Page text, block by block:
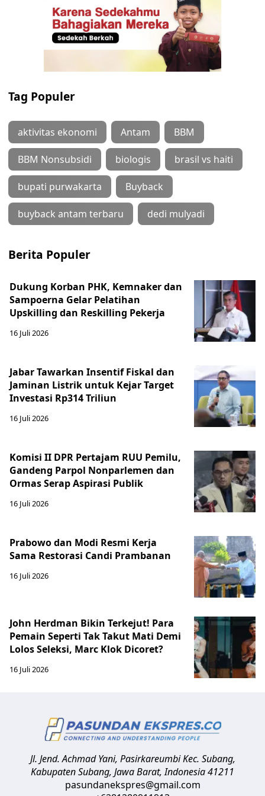
Tag Populer
aktivitas ekonomi Antam BBM
BBM Nonsubsidi biologis brasil vs haiti
bupati purwakarta Buyback
buyback antam terbaru dedi mulyadi
Berita Populer
Dukung Korban PHK, Kemnaker dan
Sampoerna Gelar Pelatihan
Upskilling dan Reskilling Pekerja
16 Juli 2026
Jabar Tawarkan Insentif Fiskal dan
Jaminan Listrik untuk Kejar Target
Investasi Rp314 Triliun
16 Juli 2026
Komisi II DPR Pertajam RUU Pemilu,
Gandeng Parpol Nonparlemen dan
Ormas Serap Aspirasi Publik
16 Juli 2026
Prabowo dan Modi Resmi Kerja
Sama Restorasi Candi Prambanan
16 Juli 2026
John Herdman Bikin Terkejut! Para
Pemain Seperti Tak Takut Mati Demi
Lolos Seleksi, Marc Klok Dicoret?
16 Juli 2026
Jl. Jend. Achmad Yani, Pasirkareumbi Kec. Subang,
Kabupaten Subang, Jawa Barat,Indonesia41211
pasundanekspres@gmail.com